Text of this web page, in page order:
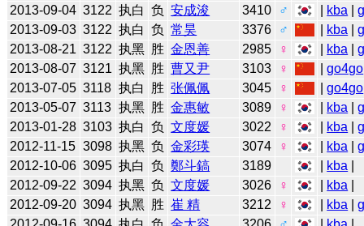
2013-09-04 3122 执白 负 安成浚 3410 ♂ kba |
2013-09-03 3122 执白 负 常昊 3376 ♂ kba |
2013-08-21 3122 执黑 胜 金恩善 2985 ♀ kba |
2013-08-07 3121 执黑 胜 曹又尹 3103 ♀ |go4go
2013-07-05 3118 执白 胜 张佩佩 3045 ♀ |go4go
2013-05-07 3113 执黑 胜 金惠敏 3089 ♀ kba |
2013-01-28 3103 执白 负 文度媛 3022 ♀ kba |
2012-11-15 3098 执黑 负 金彩瑛 3074 ♀ kba |
2012-10-06 3095 执白 负 鄭斗鎬 3189 kba
2012-09-22 3094 执黑 负 文度媛 3026 ♀ kba
2012-09-20 3094 执黑 胜 崔 精 3212 ♀ kba |